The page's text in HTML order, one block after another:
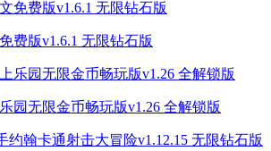
费版v1.6.1 无限钻石版
园无限金币畅玩版v1.26 全解锁版